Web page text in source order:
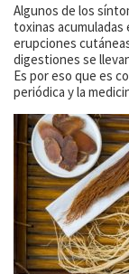
Algunos de los
toxinas
erupciones
digestiones se
Es por eso que es
periódica y la